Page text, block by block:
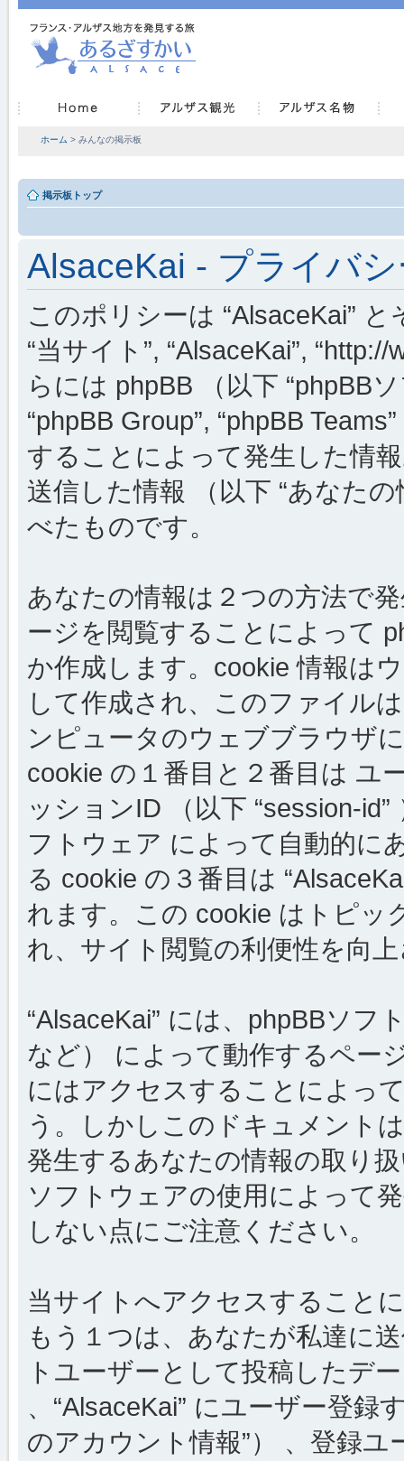
ホーム > みんなの掲示板
掲示板トップ
AlsaceKai - プライバ
このポリシーは “AlsaceKai” と
“当サイト”, “AlsaceKai”,
らには phpBB （以下 “phpBB
“phpBB Group”, “phpBB
することによって発生した情
送信した情報 （以下 “あなた
べたものです。
あなたの情報は２つの方法で
ージを閲覧することによって
か作成します。cookie 情報は
して作成され、このファイル
ンピュータのウェブブラウザ
cookie の１番目と２番目は ユ
ッションID （以下 “session-
フトウェア によって自動的に
る cookie の３番目は
れます。この cookie はトピッ
れ、サイト閲覧の利便性を向
“AlsaceKai” には、phpBBソフ
など） によって動作するペー
にはアクセスすることによっ
う。しかしこのドキュメント
発生するあなたの情報の取り
ソフトウェアの使用によって
しない点にご注意ください。
当サイトへアクセスすること
もう１つは、あなたが私達に
トユーザーとして投稿したデ
、“AlsaceKai” にユーザー登録
のアカウント情報”） 、登録